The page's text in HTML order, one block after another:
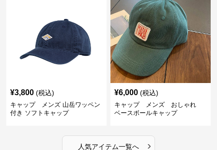
¥3,800 (税込)
キャップ メンズ 山岳ワッペン
付き ソフトキャップ
¥6,000 (税込)
キャップ メンズ おしゃれ
ベースボールキャップ
人気アイテム一覧へ ›